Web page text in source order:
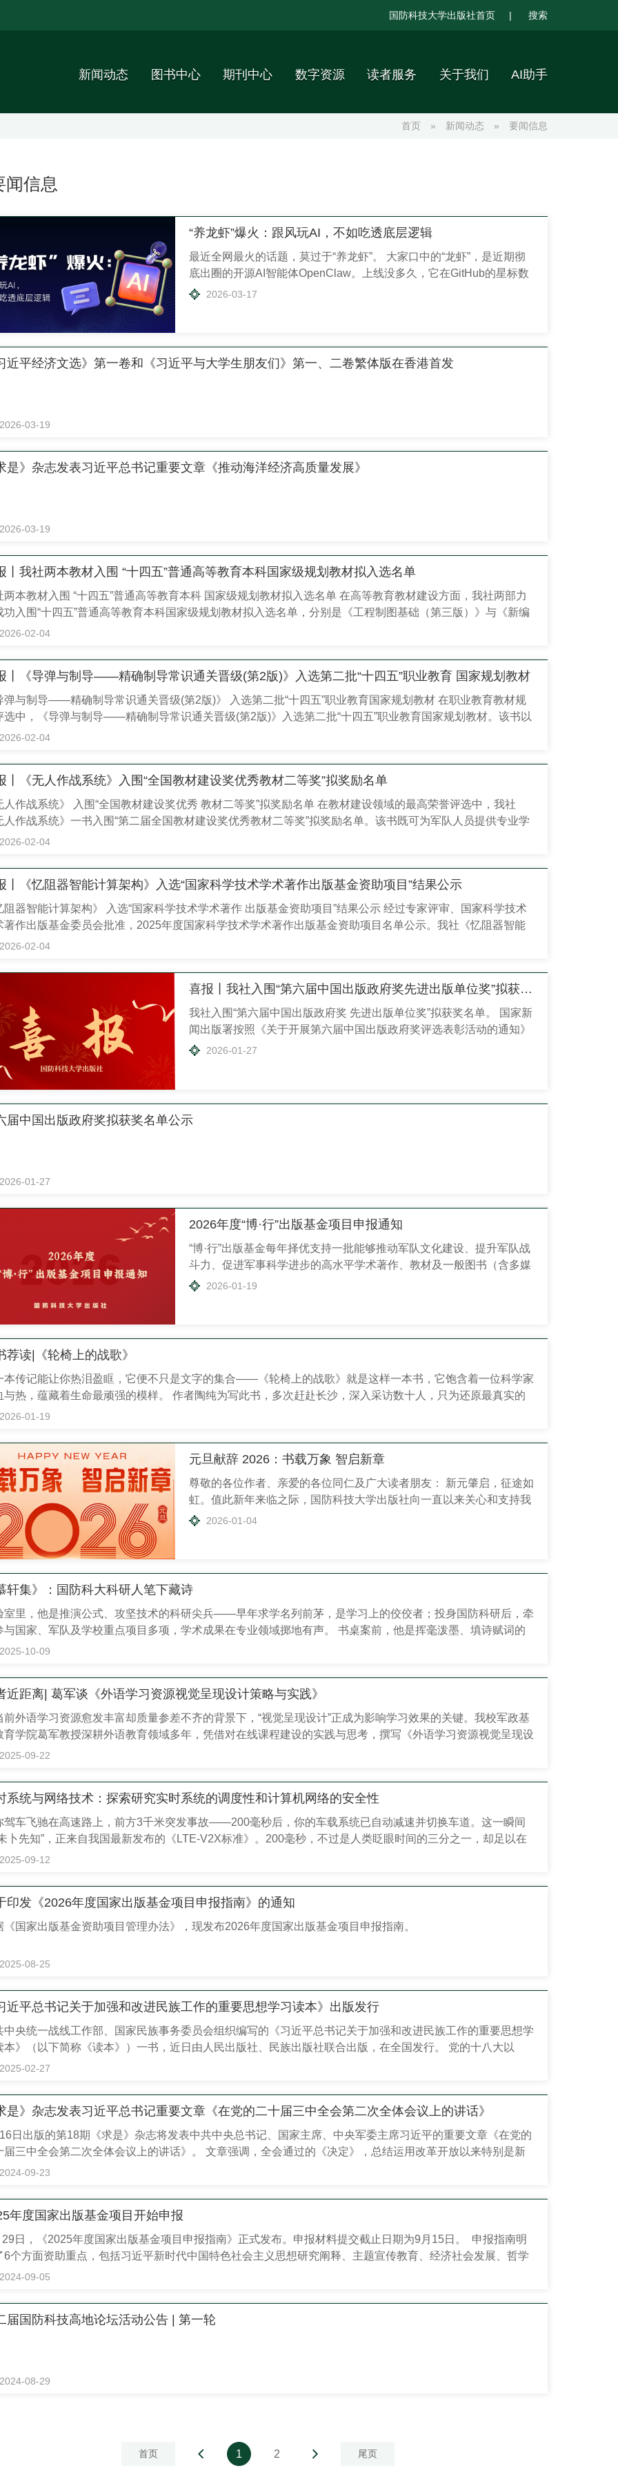
国防科技大学出版社首页 | 搜索
新闻动态 图书中心 期刊中心 数字资源 读者服务 关于我们 AI助手
首页 » 新闻动态 » 要闻信息
闻信息
“养龙虾”爆火：跟风玩AI，不如吃透底层逻辑
最近全网最火的话题，莫过于“养龙虾”。 大家口中的“龙虾”，是近期彻
底出圈的开源AI智能体OpenClaw。上线没多久，它在GitHub的星标数
就突破25万，刷新了开源项目的增速纪录；腾讯大厦楼下千人排队求安
2026-03-17
近平经济文选》第一卷和《习近平与大学生朋友们》第一、二卷繁体版在香港首发
2026-03-19
是》杂志发表习近平总书记重要文章《推动海洋经济高质量发展》
2026-03-19
丨我社两本教材入围 “十四五”普通高等教育本科国家级规划教材拟入选名单
两本教材入围 “十四五”普通高等教育本科 国家级规划教材拟入选名单 在高等教育教材建设方面，我社两部力
功入围“十四五”普通高等教育本科国家级规划教材拟入选名单，分别是《工程制图基础（第三版）》与《新编
高等学校军事课教程》。两部教材的入选，彰显了我社在本科教育教材领域的深厚积淀与创新能力。
2026-02-04
丨《导弹与制导——精确制导常识通关晋级(第2版)》入选第二批“十四五”职业教育 国家规划教材
弹与制导——精确制导常识通关晋级(第2版)》 入选第二批“十四五”职业教育国家规划教材 在职业教育教材规
选中，《导弹与制导——精确制导常识通关晋级(第2版)》入选第二批“十四五”职业教育国家规划教材。该书以
化、阶梯式内容设计拆解精确制导核心常识，适配职业院校相关专业教学与技能提升需求。 《导弹与制导》
2026-02-04
丨《无人作战系统》入围“全国教材建设奖优秀教材二等奖”拟奖励名单
人作战系统》 入围“全国教材建设奖优秀 教材二等奖”拟奖励名单 在教材建设领域的最高荣誉评选中，我社
人作战系统》一书入围“第二届全国教材建设奖优秀教材二等奖”拟奖励名单。该书既可为军队人员提供专业学
体，也能作为大众了解军事高科技的科普读物，精准契合职业教...
2026-02-04
丨《忆阻器智能计算架构》入选“国家科学技术学术著作出版基金资助项目”结果公示
阻器智能计算架构》 入选“国家科学技术学术著作 出版基金资助项目”结果公示 经过专家评审、国家科学技术
著作出版基金委员会批准，2025年度国家科学技术学术著作出版基金资助项目名单公示。我社《忆阻器智能
架构》位列其中，这既是对...
2026-02-04
喜报丨我社入围“第六届中国出版政府奖先进出版单位奖”拟获奖名单
我社入围“第六届中国出版政府奖 先进出版单位奖”拟获奖名单。 国家新
闻出版署按照《关于开展第六届中国出版政府奖评选表彰活动的通知》
要求，经逐级申报和评选、评选工作领导小组审核，明确了第六届中国
2026-01-27
届中国出版政府奖拟获奖名单公示
2026-01-27
2026年度“博·行”出版基金项目申报通知
“博·行”出版基金每年择优支持一批能够推动军队文化建设、提升军队战
斗力、促进军事科学进步的高水平学术著作、教材及一般图书（含多媒
体形态）出版，涵盖社会科学与自然科学等多学科领域。 2025年，出
2026-01-19
荐读|《轮椅上的战歌》
本传记能让你热泪盈眶，它便不只是文字的集合——《轮椅上的战歌》就是这样一本书，它饱含着一位科学家
与热，蕴藏着生命最顽强的模样。 作者陶纯为写此书，多次赶赴长沙，深入采访数十人，只为还原最真实的
。 这本书里，没有空洞的赞美，只有触手可及的真实。通过本书，我们仿佛也亲眼见到了这位以轮椅为战车
2026-01-19
元旦献辞 2026：书载万象 智启新章
尊敬的各位作者、亲爱的各位同仁及广大读者朋友： 新元肇启，征途如
虹。值此新年来临之际，国防科技大学出版社向一直以来关心和支持我
们的各位老师、同仁与读者朋友，致以最诚挚的感谢与最美好的祝福！
沿，刊载国防科技...
2026-01-04
轩集》：国防科大科研人笔下藏诗
室里，他是推演公式、攻坚技术的科研尖兵——早年求学名列前茅，是学习上的佼佼者；投身国防科研后，牵
与国家、军队及学校重点项目多项，学术成果在专业领域掷地有声。 书桌案前，他是挥毫泼墨、填诗赋词的
墨客——笔下诗词藏着铁血与温柔，案头篆刻印着雅致与情怀，连楹联书法都透着文理交融的巧思。 这两种
2025-10-09
近距离| 葛军谈《外语学习资源视觉呈现设计策略与实践》
前外语学习资源愈发丰富却质量参差不齐的背景下，“视觉呈现设计”正成为影响学习效果的关键。我校军政基
育学院葛军教授深耕外语教育领域多年，凭借对在线课程建设的实践与思考，撰写《外语学习资源视觉呈现设
略与实践》一书，为资源设计、制作与学习环节的痛点提供解决方案。 本期“作者近距离”，我们请来葛军老
2025-09-22
系统与网络技术：探索研究实时系统的调度性和计算机网络的安全性
驾车飞驰在高速路上，前方3千米突发事故——200毫秒后，你的车载系统已自动减速并切换车道。这一瞬间
卜先知”，正来自我国最新发布的《LTE-V2X标准》。200毫秒，不过是人类眨眼时间的三分之一，却足以在
米/时的场景下，为避险争取6.7米缓冲距离——这个长度足以让致命事故转化为轻微剐蹭。《LTE-V2X标
2025-09-12
印发《2026年度国家出版基金项目申报指南》的通知
《国家出版基金资助项目管理办法》，现发布2026年度国家出版基金项目申报指南。
2025-08-25
近平总书记关于加强和改进民族工作的重要思想学习读本》出版发行
中央统一战线工作部、国家民族事务委员会组织编写的《习近平总书记关于加强和改进民族工作的重要思想学
本》（以下简称《读本》）一书，近日由人民出版社、民族出版社联合出版，在全国发行。 党的十八大以
以习近平同志为核心的党中央坚持“两个结合”，不断推进马克思主义民族理论中国化时代化，鲜明提出把铸牢
2025-02-27
是》杂志发表习近平总书记重要文章《在党的二十届三中全会第二次全体会议上的讲话》
日出版的第18期《求是》杂志将发表中共中央总书记、国家主席、中央军委主席习近平的重要文章《在党的
届三中全会第二次全体会议上的讲话》。 文章强调，全会通过的《决定》，总结运用改革开放以来特别是新
全面深化改革的经验，深入分析了推进中国式现代化面临的新形势新要求，集中全党全社会智慧，科学谋划了
2024-09-23
年度国家出版基金项目开始申报
日，《2025年度国家出版基金项目申报指南》正式发布。申报材料提交截止日期为9月15日。 申报指南明
6个方面资助重点，包括习近平新时代中国特色社会主义思想研究阐释、主题宣传教育、经济社会发展、哲学
科学、文化建设和中华文化传承发展、自然科学与工程技术等，并对申报项目数量、申请资助金额、项目成稿
2024-09-05
届国防科技高地论坛活动公告 | 第一轮
2024-08-29
首页 1 2 尾页